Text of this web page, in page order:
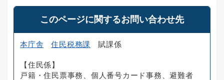
このページに関するお問い合わせ先
本庁舎 住民税務課 賦課係
【住民係】
戸籍・住民票事務、個人番号カード事務、避難者